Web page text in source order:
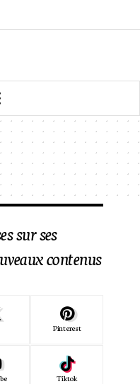
sur ses
contenus
Pinterest
Tiktok